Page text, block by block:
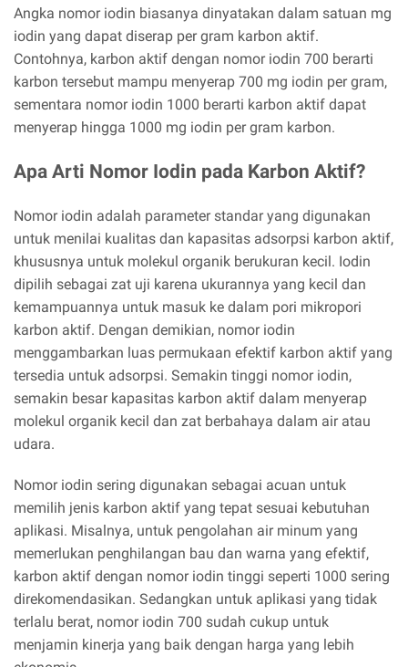
Angka nomor iodin biasanya dinyatakan dalam satuan mg
iodin yang dapat diserap per gram karbon aktif.
Contohnya, karbon aktif dengan nomor iodin 700 berarti
karbon tersebut mampu menyerap 700 mg iodin per gram,
sementara nomor iodin 1000 berarti karbon aktif dapat
menyerap hingga 1000 mg iodin per gram karbon.
Apa Arti Nomor Iodin pada Karbon Aktif?
Nomor iodin adalah parameter standar yang digunakan
untuk menilai kualitas dan kapasitas adsorpsi karbon aktif,
khususnya untuk molekul organik berukuran kecil. Iodin
dipilih sebagai zat uji karena ukurannya yang kecil dan
kemampuannya untuk masuk ke dalam pori mikropori
karbon aktif. Dengan demikian, nomor iodin
menggambarkan luas permukaan efektif karbon aktif yang
tersedia untuk adsorpsi. Semakin tinggi nomor iodin,
semakin besar kapasitas karbon aktif dalam menyerap
molekul organik kecil dan zat berbahaya dalam air atau
udara.
Nomor iodin sering digunakan sebagai acuan untuk
memilih jenis karbon aktif yang tepat sesuai kebutuhan
aplikasi. Misalnya, untuk pengolahan air minum yang
memerlukan penghilangan bau dan warna yang efektif,
karbon aktif dengan nomor iodin tinggi seperti 1000 sering
direkomendasikan. Sedangkan untuk aplikasi yang tidak
terlalu berat, nomor iodin 700 sudah cukup untuk
menjamin kinerja yang baik dengan harga yang lebih